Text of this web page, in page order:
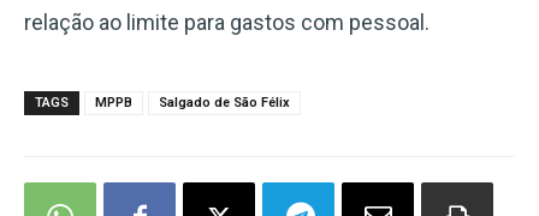
relação ao limite para gastos com pessoal.
TAGS MPPB Salgado de São Félix